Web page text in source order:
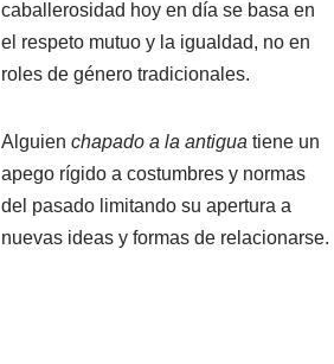
caballerosidad hoy en día se basa en
el respeto mutuo y la igualdad, no en
roles de género tradicionales.
Alguien chapado a la antigua tiene un
apego rígido a costumbres y normas
del pasado limitando su apertura a
nuevas ideas y formas de relacionarse.